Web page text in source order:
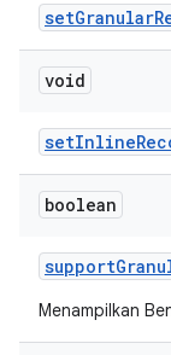
setGranular
void
setInline
boolean
support
Menampilkan